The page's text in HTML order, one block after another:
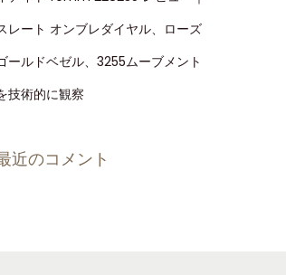
レート オンブレダイヤル、ローズ
ールドベゼル、3255ムーブメント
技術的に観察
近のコメント